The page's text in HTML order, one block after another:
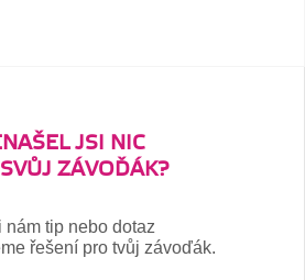
JSI NIC
ZÁVOĎÁK?
nám tip nebo dotaz
řešení pro tvůj závoďák.